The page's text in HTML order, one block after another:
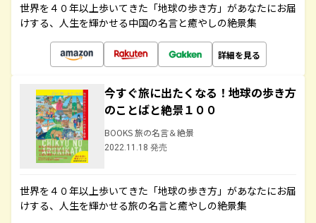
世界を４０年以上歩いてきた「地球の歩き方」があなたにお届
けする、人生を輝かせる中国の名言と癒やしの絶景集
詳細を見る
今すぐ旅に出たくなる！地球の歩き方
のことばと絶景１００
BOOKS 旅の名言＆絶景
2022.11.18 発売
世界を４０年以上歩いてきた「地球の歩き方」があなたにお届
けする、人生を輝かせる旅の名言と癒やしの絶景集